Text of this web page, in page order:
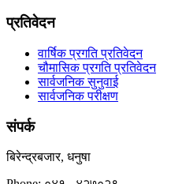
प्रतिवेदन
वार्षिक प्रगति प्रतिवेदन
चौमासिक प्रगति प्रतिवेदन
सार्वजनिक सुनुवाई
सार्वजनिक परीक्षण
संपर्क
बिरेन्द्रबजार, धनुषा